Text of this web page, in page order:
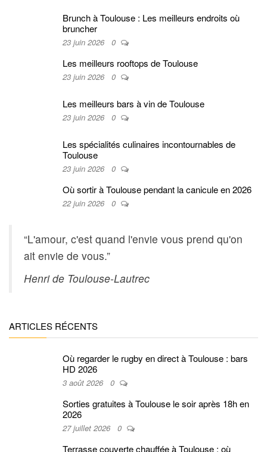
Brunch à Toulouse : Les meilleurs endroits où
bruncher
23 juin 2026 0
Les meilleurs rooftops de Toulouse
23 juin 2026 0
Les meilleurs bars à vin de Toulouse
23 juin 2026 0
Les spécialités culinaires incontournables de
Toulouse
23 juin 2026 0
Où sortir à Toulouse pendant la canicule en 2026
22 juin 2026 0
“L'amour, c'est quand l'envie vous prend qu'on
ait envie de vous.”
Henri de Toulouse-Lautrec
ARTICLES RÉCENTS
Où regarder le rugby en direct à Toulouse : bars
HD 2026
3 août 2026 0
Sorties gratuites à Toulouse le soir après 18h en
2026
27 juillet 2026 0
Terrasse couverte chauffée à Toulouse : où